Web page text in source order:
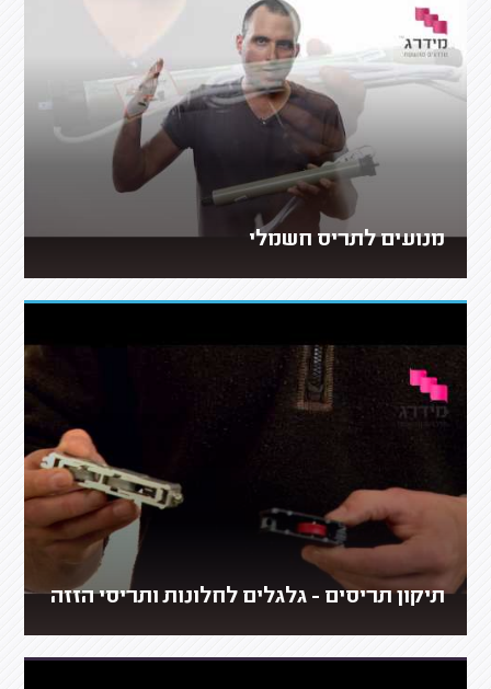
מנועים לתריס חשמלי
תיקון תריסים - גלגלים לחלונות ותריסי הזזה